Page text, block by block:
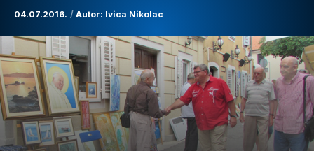
04.07.2016. Autor: Ivica Nikolac